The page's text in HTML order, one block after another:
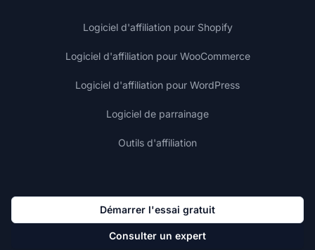
Logiciel d'affiliation pour Shopify
Logiciel d'affiliation pour WooCommerce
Logiciel d'affiliation pour WordPress
Logiciel de parrainage
Outils d'affiliation
Démarrer l'essai gratuit
Consulter un expert